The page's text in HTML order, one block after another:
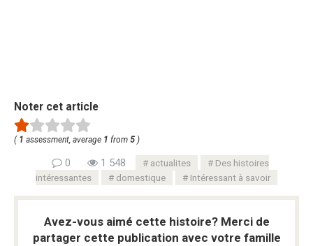
Noter cet article
( 1 assessment, average 1 from 5 )
0 1 548 actualites
Des histoires
intéressantes
domestique Intéressant à savoir
Avez-vous aimé cette histoire? Merci de
partager cette publication avec votre famille